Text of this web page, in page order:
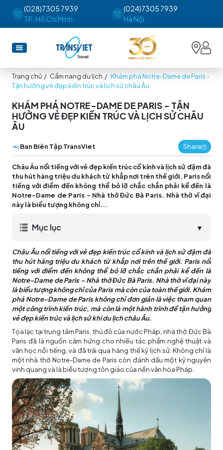
(028)7305 7939
TP. Hồ Chí Minh
(024)7305 7939
Hà Nội
Trang chủ / Cẩm nang du lịch / Khám phá Notre-Dame de Paris -
Tận hưởng vẻ đẹp kiến trúc và lịch sử châu Âu
KHÁM PHÁ NOTRE-DAME DE PARIS - TẬN
HƯỞNG VẺ ĐẸP KIẾN TRÚC VÀ LỊCH SỬ CHÂU
ÂU
Ban Biên Tập TransViet Share
Châu Âu nổi tiếng với vẻ đẹp kiến trúc cổ kính và lịch sử đậm đà
thu hút hàng triệu du khách từ khắp nơi trên thế giới. Paris nổi
tiếng với điểm đến không thể bỏ lỡ chắc chắn phải kể đến là
Notre-Dame de Paris – Nhà thờ Đức Bà Paris. Nhà thờ vĩ đại
này là biểu tượng không chỉ...
Mục lục ▼
Châu Âu nổi tiếng với vẻ đẹp kiến trúc cổ kính và lịch sử đậm đà
thu hút hàng triệu du khách từ khắp nơi trên thế giới. Paris nổi
tiếng với điểm đến không thể bỏ lỡ chắc chắn phải kể đến là
Notre-Dame de Paris – Nhà thờ Đức Bà Paris. Nhà thờ vĩ đại này
là biểu tượng không chỉ của Paris mà còn của toàn thế giới. Khám
phá Notre-Dame de Paris không chỉ đơn giản là việc tham quan
một công trình kiến trúc, mà còn là một hành trình để tận hưởng
vẻ đẹp kiến trúc và lịch sử khi du lịch châu Âu.
Tọa lạc tại trung tâm Paris, thủ đô của nước Pháp, nhà thờ Đức Bà
Paris đã là nguồn cảm hứng cho nhiều tác phẩm nghệ thuật và
văn học nổi tiếng, và đã trải qua hàng thế kỷ lịch sử. Không chỉ là
một nhà thờ Notre-Dame de Paris còn đánh dấu một kỷ nguyên
vinh quang và là biểu tượng tôn giáo của nền văn hóa Pháp.